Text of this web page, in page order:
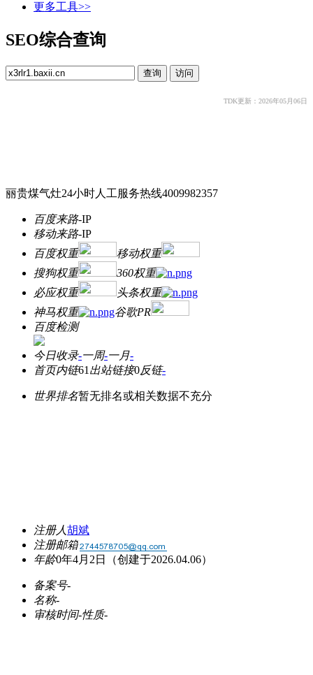
更多工具>>
SEO综合查询
TDK更新：2026年05月06日
丽贵煤气灶24小时人工服务热线4009982357
百度来路-IP
移动来路-IP
百度权重
移动权重
搜狗权重
360权重
必应权重
头条权重
神马权重
谷歌PR
百度检测
今日收录-一周-一月-
首页内链61 出站链接0反链-
世界排名暂无排名或相关数据不充分
注册人胡斌
注册邮箱
年龄0年4月2日 （创建于2026.04.06）
备案号-
名称-
审核时间-性质-